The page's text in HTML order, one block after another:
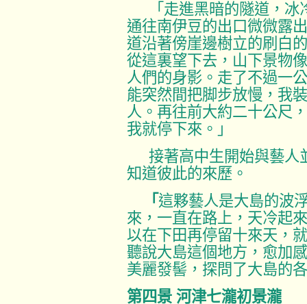
「走進黑暗的隧道，
通往南伊豆的出口微微露
道沿著傍崖邊樹立的刷白
從這裏望下去，山下景物
人們的身影。走了不過一
能突然間把脚步放慢，我
人。再往前大約二十公尺
我就停下來。」
接著高中生開始與藝人
知道彼此的來歷。
「 這夥藝人是大島的波
來，一直在路上，天冷起
以在下田再停留十來天，
聽說大島這個地方，愈加
美麗發髻，探問了大島的
第四景 河津七瀧初景瀧